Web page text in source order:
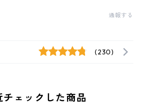
通報する
(230)
チェックした商品